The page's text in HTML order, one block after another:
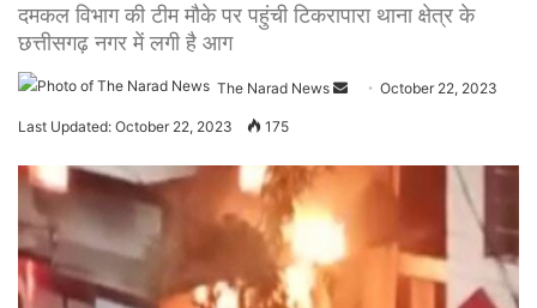
दमकल विभाग की टीम मौके पर पहुंची टिकरापारा थाना क्षेत्र के
छत्तीसगढ़ नगर में लगी है आग
The Narad News
SendOctober 22, 2023
Last Updated: October 22, 2023 175